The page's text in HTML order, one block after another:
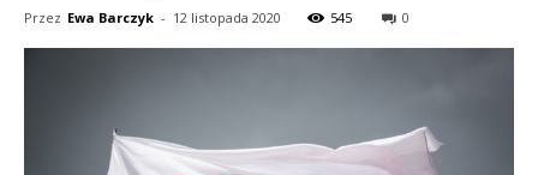
Przez Ewa Barczyk - 12 listopada 2020 545 0